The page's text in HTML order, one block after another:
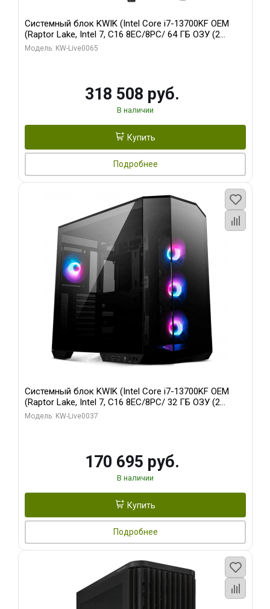
Системный блок KWIK (Intel Core i7-13700KF OEM
(Raptor Lake, Intel 7, C16 8EC/8PC/ 64 ГБ ОЗУ (2
модуля)/ ASUS RTX5080 PROART OC 16GB GDDR7
Модель: KW-Live0065
318 508 руб.
В наличии
Купить
Подробнее
Системный блок KWIK (Intel Core i7-13700KF OEM
(Raptor Lake, Intel 7, C16 8EC/8PC/ 32 ГБ ОЗУ (2
модуля)/ Gigabyte RTX5070 AERO OC 12GB GDDR7
Модель: KW-Live0037
170 695 руб.
В наличии
Купить
Подробнее